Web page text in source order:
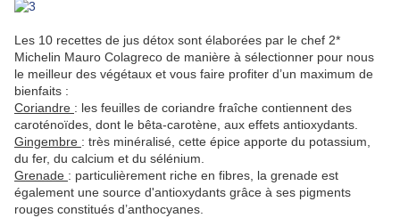
Les 10 recettes de jus détox sont élaborées par le chef 2*
Michelin Mauro Colagreco de manière à sélectionner pour nous
le meilleur des végétaux et vous faire profiter d’un maximum de
bienfaits :
Coriandre : les feuilles de coriandre fraîche contiennent des
caroténoïdes, dont le bêta-carotène, aux effets antioxydants.
Gingembre : très minéralisé, cette épice apporte du potassium,
du fer, du calcium et du sélénium.
Grenade : particulièrement riche en fibres, la grenade est
également une source d'antioxydants grâce à ses pigments
rouges constitués d’anthocyanes.